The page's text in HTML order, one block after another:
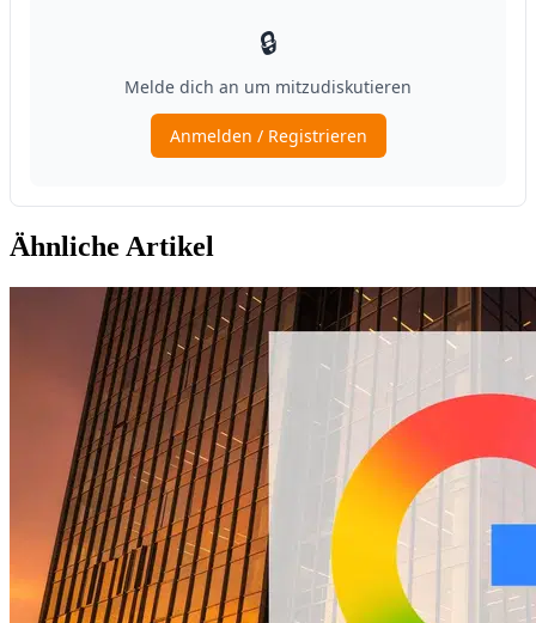
Ähnliche Artikel